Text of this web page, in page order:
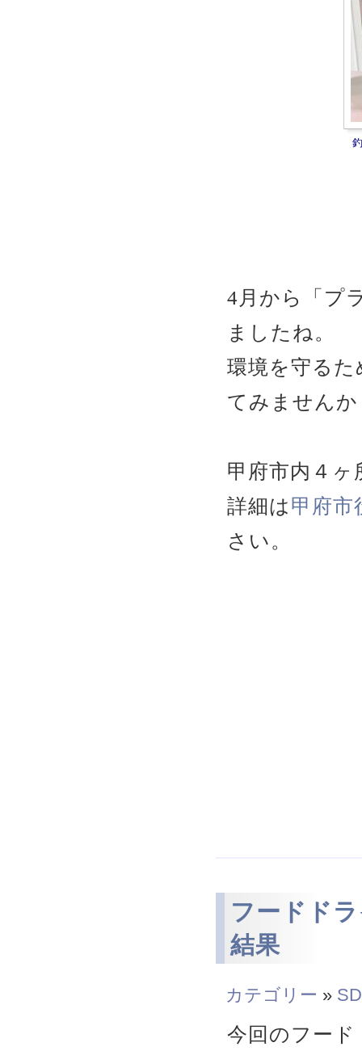
4月から「プ
ましたね。
環境を守る
てみませんか
甲府市内４
詳細は甲府市
さい。
フードド
結果
カテゴリー »
今回のフー